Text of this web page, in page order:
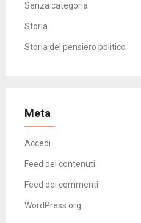
Senza categoria
Storia
Storia del pensiero politico
Meta
Accedi
Feed dei contenuti
Feed dei commenti
WordPress.org